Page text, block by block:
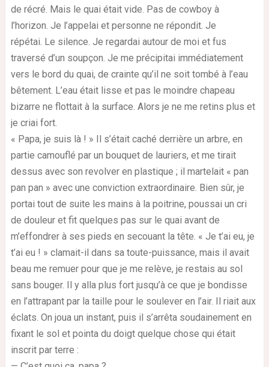
de récré. Mais le quai était vide. Pas de cowboy à
l’horizon. Je l’appelai et personne ne répondit. Je
répétai. Le silence. Je regardai autour de moi et fus
traversé d’un soupçon. Je me précipitai immédiatement
vers le bord du quai, de crainte qu’il ne soit tombé à l’eau
bêtement. L’eau était lisse et pas le moindre chapeau
bizarre ne flottait à la surface. Alors je ne me retins plus et
je criai fort.
« Papa, je suis là ! » Il s’était caché derrière un arbre, en
partie camouflé par un bouquet de lauriers, et me tirait
dessus avec son revolver en plastique ; il martelait « pan
pan pan » avec une conviction extraordinaire. Bien sûr, je
portai tout de suite les mains à la poitrine, poussai un cri
de douleur et fit quelques pas sur le quai avant de
m’effondrer à ses pieds en secouant la tête. « Je t’ai eu, je
t’ai eu ! » clamait-il dans sa toute-puissance, mais il avait
beau me remuer pour que je me relève, je restais au sol
sans bouger. Il y alla plus fort jusqu’à ce que je bondisse
en l’attrapant par la taille pour le soulever en l’air. Il riait aux
éclats. On joua un instant, puis il s’arrêta soudainement en
fixant le sol et pointa du doigt quelque chose qui était
inscrit par terre :